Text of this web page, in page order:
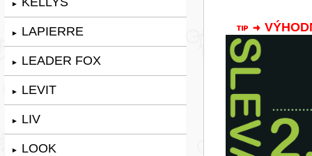
►
► LAPIERRE
► LEADER FOX
► LEVIT
► LIV
► LOOK